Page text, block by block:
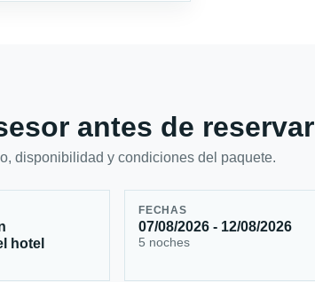
antes de reservar
disponibilidad y condiciones del paquete.
hotel
FECHAS
07/08/2026 - 12/08/2026
5 noches